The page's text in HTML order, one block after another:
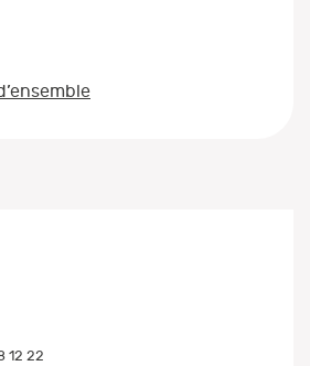
12 22